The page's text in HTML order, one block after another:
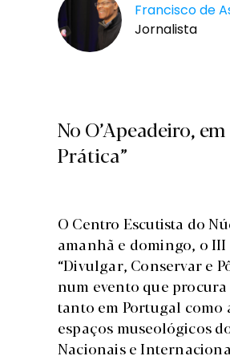
Francisco de
Jornalista
No O’Apeadeiro,
Prática”
O Centro Escutista do
amanhã e domingo, o
“Divulgar, Conservar e
num evento que
tanto em Portugal como
espaços museológicos
Nacionais e